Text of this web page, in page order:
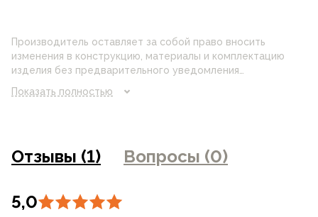
Производитель оставляет за собой право вносить
изменения в конструкцию, материалы и комплектацию
изделия без предварительного уведомления
отличаться от реального цвета товара, что связано с
магазинах
Показать полностью
Отзывы (1) Вопросы (0)
5,0